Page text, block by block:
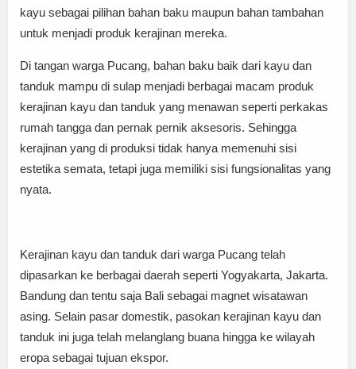
kayu sebagai pilihan bahan baku maupun bahan tambahan
untuk menjadi produk kerajinan mereka.
Di tangan warga Pucang, bahan baku baik dari kayu dan
tanduk mampu di sulap menjadi berbagai macam produk
kerajinan kayu dan tanduk yang menawan seperti perkakas
rumah tangga dan pernak pernik aksesoris. Sehingga
kerajinan yang di produksi tidak hanya memenuhi sisi
estetika semata, tetapi juga memiliki sisi fungsionalitas yang
nyata.
Kerajinan kayu dan tanduk dari warga Pucang telah
dipasarkan ke berbagai daerah seperti Yogyakarta, Jakarta.
Bandung dan tentu saja Bali sebagai magnet wisatawan
asing. Selain pasar domestik, pasokan kerajinan kayu dan
tanduk ini juga telah melanglang buana hingga ke wilayah
eropa sebagai tujuan ekspor.